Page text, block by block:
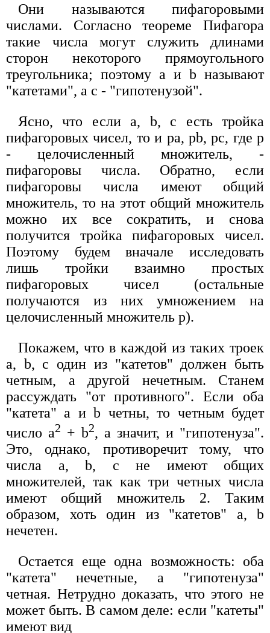
Они называются пифагоровыми
числами. Согласно теореме Пифагора
такие числа могут служить длинами
сторон некоторого прямоугольного
треугольника; поэтому а и b называют
"катетами", а с - "гипотенузой".
Ясно, что если а, b, с есть тройка
пифагоровых чисел, то и ра, рb, рс, где р
- целочисленный множитель, -
пифагоровы числа. Обратно, если
пифагоровы числа имеют общий
множитель, то на этот общий множитель
можно их все сократить, и снова
получится тройка пифагоровых чисел.
Поэтому будем вначале исследовать
лишь тройки взаимно простых
пифагоровых чисел (остальные
получаются из них умножением на
целочисленный множитель р).
Покажем, что в каждой из таких троек
а, b, с один из "катетов" должен быть
четным, а другой нечетным. Станем
рассуждать "от противного". Если оба
"катета" а и b четны, то четным будет
число a2 + b2, a значит, и "гипотенуза".
Это, однако, противоречит тому, что
числа а, b, с не имеют общих
множителей, так как три четных числа
имеют общий множитель 2. Таким
образом, хоть один из "катетов" а, b
нечетен.
Остается еще одна возможность: оба
"катета" нечетные, а "гипотенуза"
четная. Нетрудно доказать, что этого не
может быть. В самом деле: если "катеты"
имеют вид